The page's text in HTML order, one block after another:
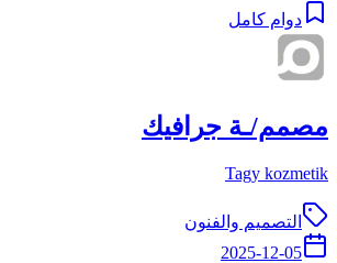
دوام كامل
مصمم/ـة جرافيك
Tagy kozmetik
التصميم والفنون
2025-12-05